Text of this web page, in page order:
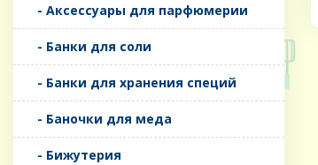
- Аксессуары для парфюмерии
- Банки для соли
- Банки для хранения специй
- Баночки для меда
- Бижутерия